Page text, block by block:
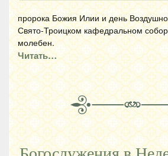
пророка Божия Илии и день
Свято-Троицком кафедральном
молебен.
Читать…